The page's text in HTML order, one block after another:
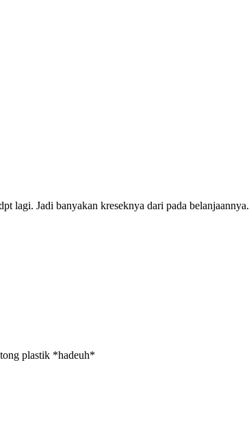
lagi. Jadi banyakan kreseknya dari pada belanjaannya.
plastik *hadeuh*